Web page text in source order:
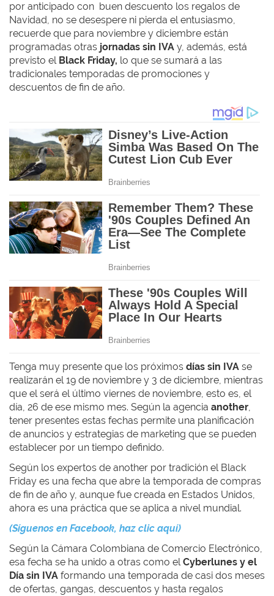
por anticipado con buen descuento los regalos de
Navidad, no se desespere ni pierda el entusiasmo,
recuerde que para noviembre y diciembre están
programadas otras jornadas sin IVA y, además, está
previsto el Black Friday, lo que se sumará a las
tradicionales temporadas de promociones y
descuentos de fin de año.
Tenga muy presente que los próximos días sin IVA se
realizarán el 19 de noviembre y 3 de diciembre, mientras
que el será el último viernes de noviembre, esto es, el
día, 26 de ese mismo mes. Según la agencia another,
tener presentes estas fechas permite una planificación
de anuncios y estrategias de marketing que se pueden
establecer por un tiempo definido.
Según los expertos de another por tradición el Black
Friday es una fecha que abre la temporada de compras
de fin de año y, aunque fue creada en Estados Unidos,
ahora es una práctica que se aplica a nivel mundial.
(Síguenos en Facebook, haz clic aquí)
Según la Cámara Colombiana de Comercio Electrónico,
esa fecha se ha unido a otras como el Cyberlunes y el
Día sin IVA formando una temporada de casi dos meses
de ofertas, gangas, descuentos y hasta regalos